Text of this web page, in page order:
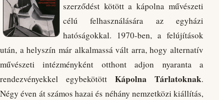
szerződést kötött a kápolna művészeti
célú felhasználására az egyházi
hatóságokkal. 1970-ben, a felújítások
után, a helyszín már alkalmassá vált arra, hogy alternatív
művészeti intézményként otthont adjon nyaranta a
rendezvényekkel egybekötött Kápolna Tárlatoknak.
Négy éven át számos hazai és néhány nemzetközi kiállítás,